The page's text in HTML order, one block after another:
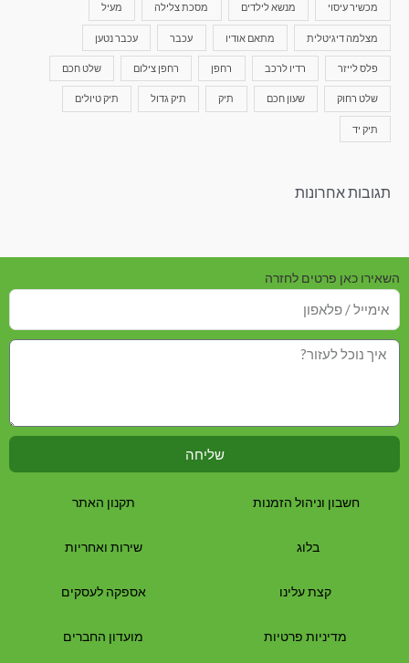
מכשיר עיסוי מנשא לילדים מסכת צלילה מעיל
מצלמה דיגיטלית מתאם אודיו עכבר עכבר נטען
פלס לייזר רדיו לרכב רחפן רחפן צילום שלט חכם
שלט רחוק שעון חכם תיק תיק גדול תיק טיולים
תיק יד
תגובות אחרונות
השאירו כאן פרטים לחזרה
שליחה
חשבון וניהול הזמנות
בלוג
קצת עלינו
מדיניות פרטיות
תקנון האתר
שירות ואחריות
אספקה לעסקים
מועדון החברים